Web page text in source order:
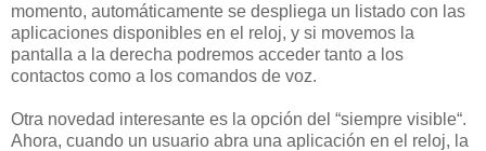
momento, automáticamente se despliega un listado con las
aplicaciones disponibles en el reloj, y si movemos la
pantalla a la derecha podremos acceder tanto a los
contactos como a los comandos de voz.
Otra novedad interesante es la opción del “siempre visible“.
Ahora, cuando un usuario abra una aplicación en el reloj, la